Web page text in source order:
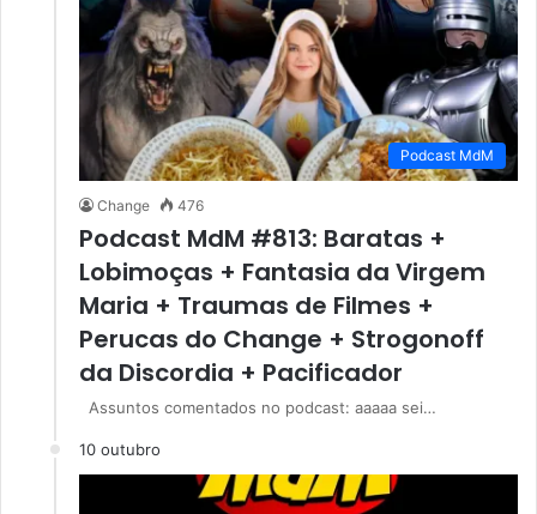
Podcast MdM
Change 476
Podcast MdM #813: Baratas +
Lobimoças + Fantasia da Virgem
Maria + Traumas de Filmes +
Perucas do Change + Strogonoff
da Discordia + Pacificador
Assuntos comentados no podcast: aaaaa sei…
10 outubro